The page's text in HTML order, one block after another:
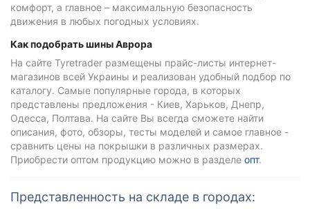
комфорт, а главное – максимальную безопасность
движения в любых погодных условиях.
Как подобрать шины Аврора
На сайте Tyretrader размещены прайс-листы интернет-
магазинов всей Украины и реализован удобный подбор по
каталогу. Самые популярные города, в которых
представлены предложения - Киев, Харьков, Днепр,
Одесса, Полтава. На сайте Вы всегда сможете найти
описания, фото, обзоры, тесты моделей и самое главное -
сравнить цены на покрышки в различных размерах.
Приобрести оптом продукцию можно в разделе опт.
Представленность на складе в городах: